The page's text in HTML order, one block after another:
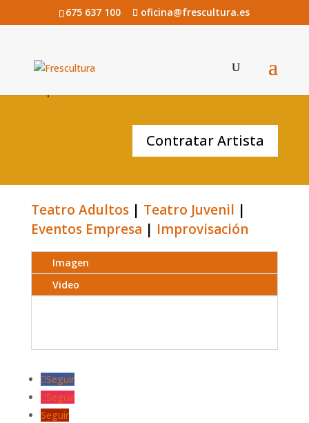
675 637 100 oficina@frescultura.es
Contratar Artista
Teatro Adultos| Teatro Juvenil |
Eventos Empresa | Improvisación
Imagen
Video
Seguir
Seguir
Seguir